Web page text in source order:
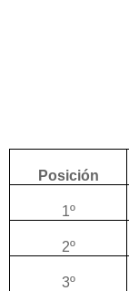
Posición
1º
2º
3º